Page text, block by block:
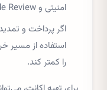
امنیتی و Code Review را قبل از شروع مشخص کنید.
اگر پرداخت و
استفاده از مسیر
را کمتر کند.